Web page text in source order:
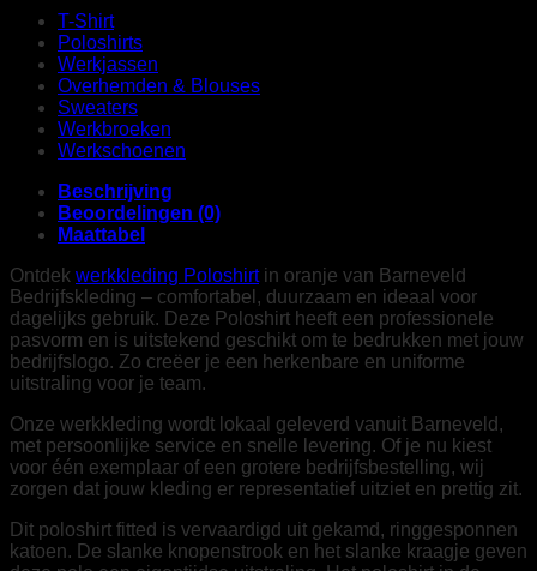
T-Shirt
Poloshirts
Werkjassen
Overhemden & Blouses
Sweaters
Werkbroeken
Werkschoenen
Beschrijving
Beoordelingen (0)
Maattabel
Ontdek werkkleding Poloshirtin oranje van Barneveld
Bedrijfskleding – comfortabel, duurzaam en ideaal voor
dagelijks gebruik. Deze Poloshirt heeft een professionele
pasvorm en is uitstekend geschikt om te bedrukken met jouw
bedrijfslogo. Zo creëer je een herkenbare en uniforme
uitstraling voor je team.
Onze werkkleding wordt lokaal geleverd vanuit Barneveld,
met persoonlijke service en snelle levering. Of je nu kiest
voor één exemplaar of een grotere bedrijfsbestelling, wij
zorgen dat jouw kleding er representatief uitziet en prettig zit.
Dit poloshirt fitted is vervaardigd uit gekamd, ringgesponnen
katoen. De slanke knopenstrook en het slanke kraagje geven